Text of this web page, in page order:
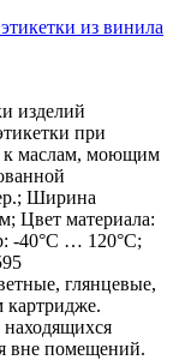
изделий
при
к маслам, моющим
Ширина
Цвет материала:
-40°C … 120°C;
глянцевые,
картридже.
вне помещений.